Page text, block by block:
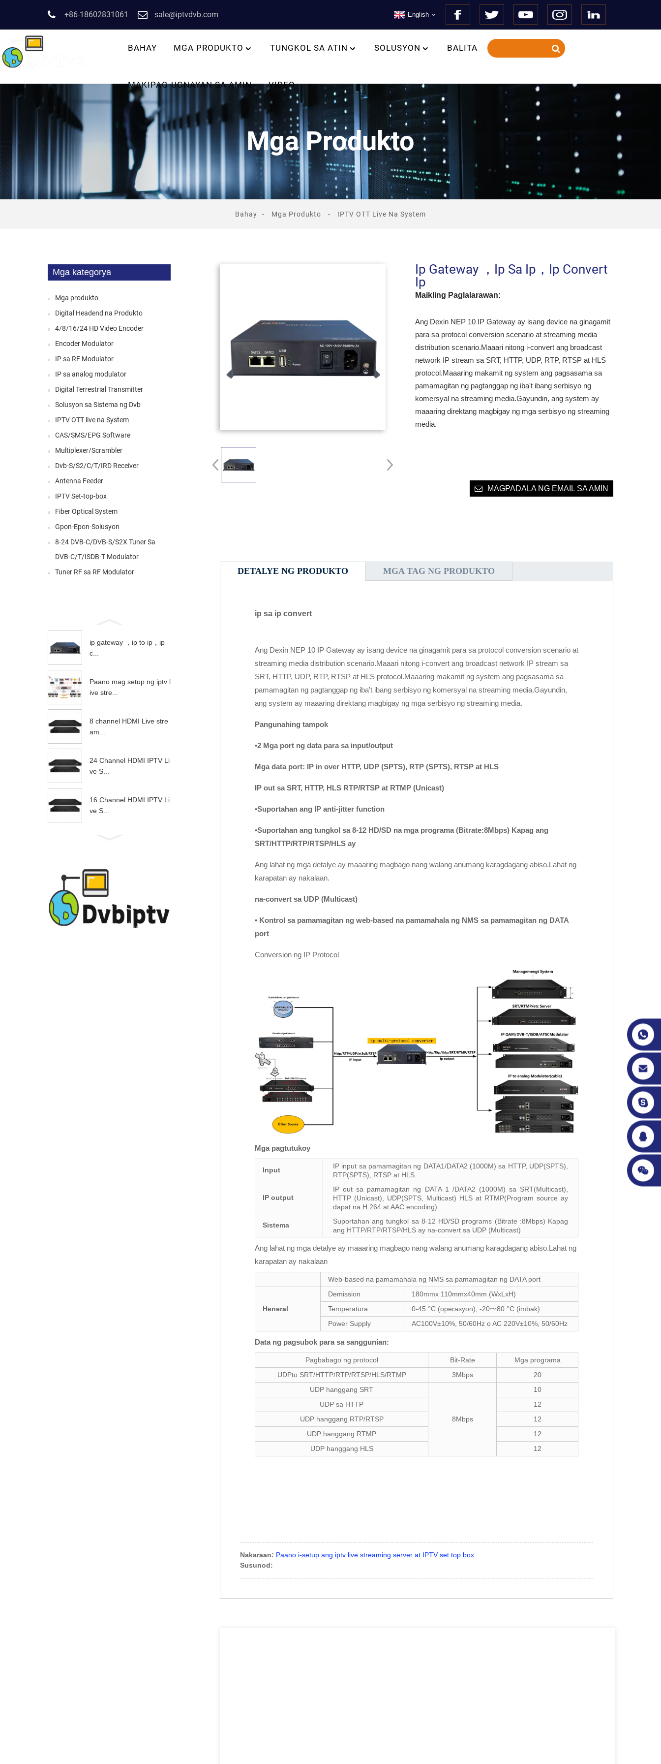
+86-18602831061 sale@iptvdvb.com English
BAHAY MGA PRODUKTO TUNGKOL SA ATIN SOLUSYON BALITA
MAKIPAG-UGNAYAN SA AMIN VIDEO
Mga Produkto
Bahay Mga Produkto IPTV OTT Live Na System
Mga kategorya
Mga produkto
Digital Headend na Produkto
4/8/16/24 HD Video Encoder
Encoder Modulator
IP sa RF Modulator
IP sa analog modulator
Digital Terrestrial Transmitter
Solusyon sa Sistema ng Dvb
IPTV OTT live na System
CAS/SMS/EPG Software
Multiplexer/Scrambler
Dvb-S/S2/C/T/IRD Receiver
Antenna Feeder
IPTV Set-top-box
Fiber Optical System
Gpon-Epon-Solusyon
8-24 DVB-C/DVB-S/S2X Tuner Sa
DVB-C/T/ISDB-T Modulator
Tuner RF sa RF Modulator
ip gateway ，ip to ip，ip
c...
Paano mag setup ng iptv l
ive stre...
8 channel HDMI Live stre
am...
24 Channel HDMI IPTV Li
ve S...
16 Channel HDMI IPTV Li
ve S...
Ip Gateway ，ip Sa Ip，ip Convert
Ip
Maikling Paglalarawan:
Ang Dexin NEP 10 IP Gateway ay isang device na ginagamit
para sa protocol conversion scenario at streaming media
distribution scenario.Maaari nitong i-convert ang broadcast
network IP stream sa SRT, HTTP, UDP, RTP, RTSP at HLS
protocol.Maaaring makamit ng system ang pagsasama sa
pamamagitan ng pagtanggap ng iba't ibang serbisyo ng
komersyal na streaming media.Gayundin, ang system ay
maaaring direktang magbigay ng mga serbisyo ng streaming
media.
MAGPADALA NG EMAIL SA AMIN
DETALYE NG PRODUKTO MGA TAG NG PRODUKTO
ip sa ip convert
Ang Dexin NEP 10 IP Gateway ay isang device na ginagamit para sa protocol conversion scenario at
streaming media distribution scenario.Maaari nitong i-convert ang broadcast network IP stream sa
SRT, HTTP, UDP, RTP, RTSP at HLS protocol.Maaaring makamit ng system ang pagsasama sa
pamamagitan ng pagtanggap ng iba't ibang serbisyo ng komersyal na streaming media.Gayundin,
ang system ay maaaring direktang magbigay ng mga serbisyo ng streaming media.
Pangunahing tampok
•2 Mga port ng data para sa input/output
Mga data port: IP in over HTTP, UDP (SPTS), RTP (SPTS), RTSP at HLS
IP out sa SRT, HTTP, HLS RTP/RTSP at RTMP (Unicast)
•Suportahan ang IP anti-jitter function
•Suportahan ang tungkol sa 8-12 HD/SD na mga programa (Bitrate:8Mbps) Kapag ang
SRT/HTTP/RTP/RTSP/HLS ay
Ang lahat ng mga detalye ay maaaring magbago nang walang anumang karagdagang abiso.Lahat ng
karapatan ay nakalaan.
na-convert sa UDP (Multicast)
• Kontrol sa pamamagitan ng web-based na pamamahala ng NMS sa pamamagitan ng DATA
port
Conversion ng IP Protocol
Mga pagtutukoy
Input
IP input sa pamamagitan ng DATA1/DATA2 (1000M) sa HTTP, UDP(SPTS),
RTP(SPTS), RTSP at HLS.
IP output
IP out sa pamamagitan ng DATA 1 /DATA2 (1000M) sa SRT(Multicast),
HTTP (Unicast), UDP(SPTS, Multicast) HLS at RTMP(Program source ay
dapat na H.264 at AAC encoding)
Sistema
Suportahan ang tungkol sa 8-12 HD/SD programs (Bitrate :8Mbps) Kapag
ang HTTP/RTP/RTSP/HLS ay na-convert sa UDP (Multicast)
Ang lahat ng mga detalye ay maaaring magbago nang walang anumang karagdagang abiso.Lahat ng
karapatan ay nakalaan
Web-based na pamamahala ng NMS sa pamamagitan ng DATA port
Heneral
Demission
180mmx 110mmx40mm (WxLxH)
Temperatura
0-45 °C (operasyon), -20〜80 °C (imbak)
Power Supply
AC100V±10%, 50/60Hz o AC 220V±10%, 50/60Hz
Data ng pagsubok para sa sanggunian:
Pagbabago ng protocol Bit-Rate
Mga programa
UDPto SRT/HTTP/RTP/RTSP/HLS/RTMP
3Mbps
20
UDP hanggang SRT
8Mbps
10
UDP sa HTTP
12
UDP hanggang RTP/RTSP
12
UDP hanggang RTMP
12
UDP hanggang HLS
12
Nakaraan: Paano i-setup ang iptv live streaming server at IPTV set top box
Susunod: